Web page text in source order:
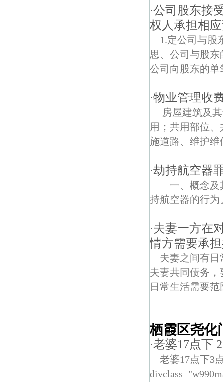
·公司股东接
权人承担相
1.定公司与股
思、公司与股
公司向股东的单
·物业管理收
房屋建筑及
用；共用部位
施道路、维护维
·劫持航空器
一、概念及
持航空器的行
·夫妻一方在
情方需要承
夫妻之间有
夫妻共同债务
日常生活需要
栖霞区尧化
·老婆17点下
老婆17点下3